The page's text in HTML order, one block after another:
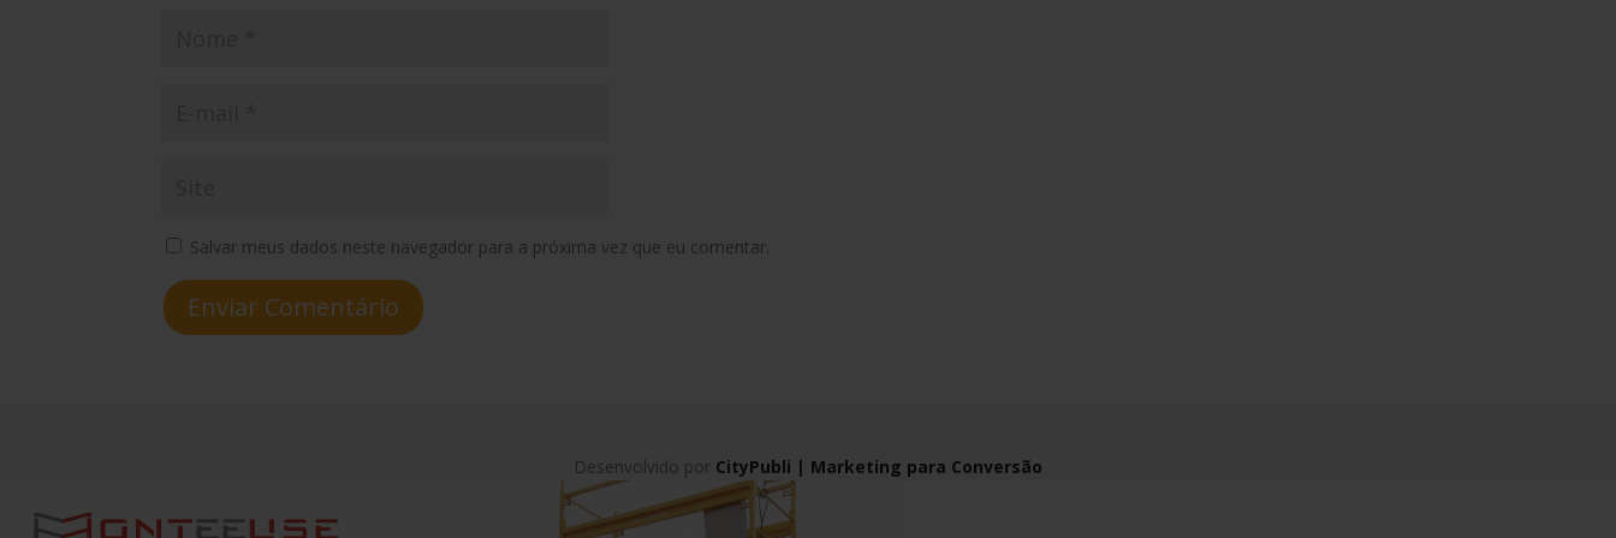
Salvar meus dados neste navegador para a próxima vez que eu comentar.
Enviar Comentário
Desenvolvido por CityPubli | Marketing para Conversão